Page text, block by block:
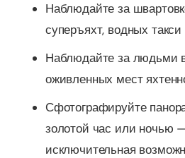
Наблюдайте за
суперъяхт, водных
Наблюдайте за людьми
оживленных мест
Сфотографируйте
золотой час или ночью
исключительная